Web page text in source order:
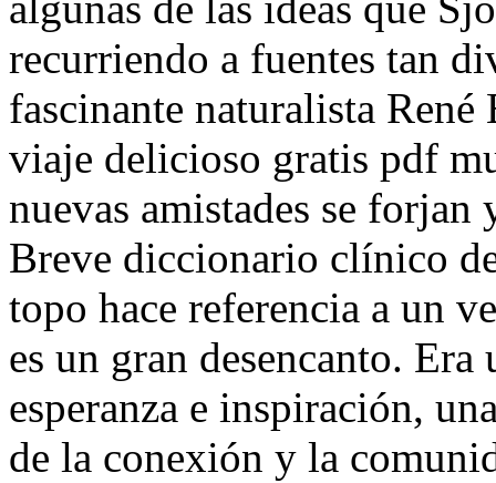
recurriendo a fuentes tan
fascinante naturalista
viaje delicioso gratis pdf
nuevas amistades se
Breve diccionario clínico
topo hace referencia a un
es un gran desencanto.
esperanza e inspiración,
de la conexión y la